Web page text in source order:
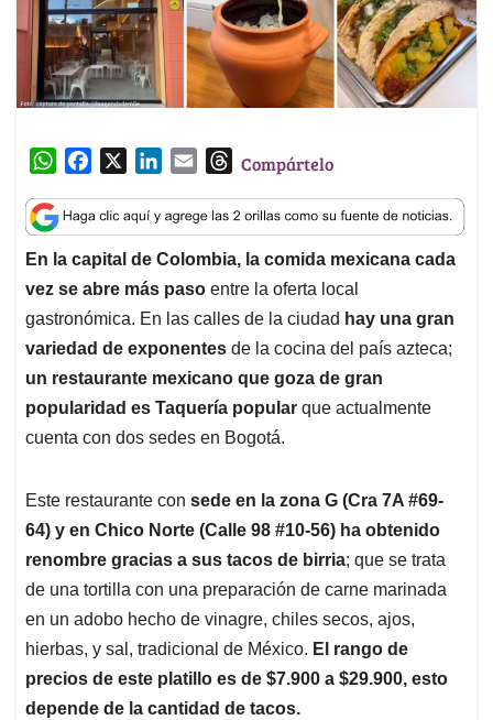
W
a
t
s
A
p
p
c
e
b
o
o
k
n
k
e
d
n
a
i
l
T
r
e
a
d
s
Compártelo
En la capital de Colombia, la comida mexicana cada
vez se abre más paso entre la oferta local
gastronómica. En las calles de la ciudad hay una gran
variedad de exponentes de la cocina del país azteca;
un restaurante mexicano que goza de gran
popularidad es Taquería popular que actualmente
cuenta con dos sedes en Bogotá.
Este restaurante con sede en la zona G (Cra 7A #69-
64) y en Chico Norte (Calle 98 #10-56) ha obtenido
renombre gracias a sus tacos de birria; que se trata
de una tortilla con una preparación de carne marinada
en un adobo hecho de vinagre, chiles secos, ajos,
hierbas, y sal, tradicional de México. El rango de
precios de este platillo es de $7.900 a $29.900, esto
depende de la cantidad de tacos.